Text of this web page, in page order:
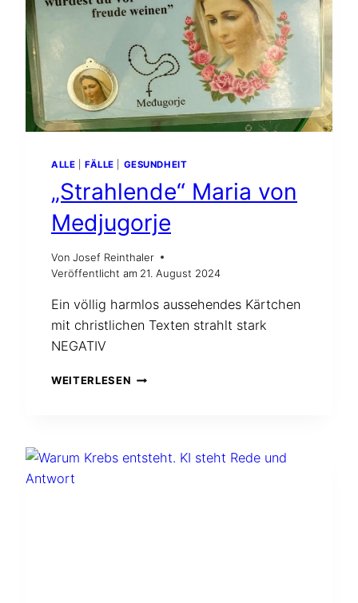
ALLE FÄLLE GESUNDHEIT
„Strahlende“ Maria von
Medjugorje
Von Josef Reinthaler
Veröffentlicht am 21. August 2024
Ein völlig harmlos aussehendes Kärtchen
mit christlichen Texten strahlt stark
NEGATIV
WEITERLESEN „STRAHLENDE“